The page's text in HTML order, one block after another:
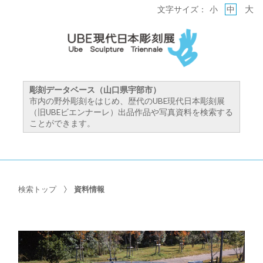
彫刻データベース（山口県宇部市）
市内の野外彫刻をはじめ、歴代のUBE現代日本彫刻展
（旧UBEビエンナーレ）出品作品や写真資料を検索する
ことができます。
文字サイズ： 小 中 大
検索トップ 資料情報